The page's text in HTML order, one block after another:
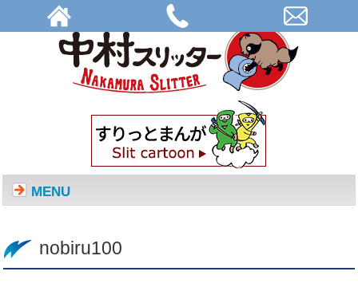
nobiru100 | 株式会社中村スリッター
MENU
nobiru100